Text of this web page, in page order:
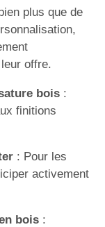
plus que de
offre.
bois:
finitions
: Pour les
activement
bois: